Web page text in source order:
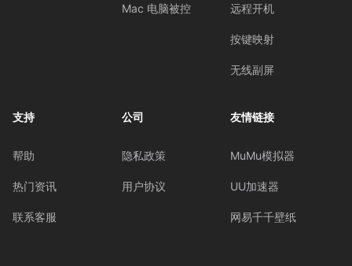
Mac 电脑被控 远程开机
按键映射
无线副屏
支持
帮助
热门资讯
联系客服
公司
隐私政策
用户协议
友情链接
MuMu模拟器
UU加速器
网易千千壁纸